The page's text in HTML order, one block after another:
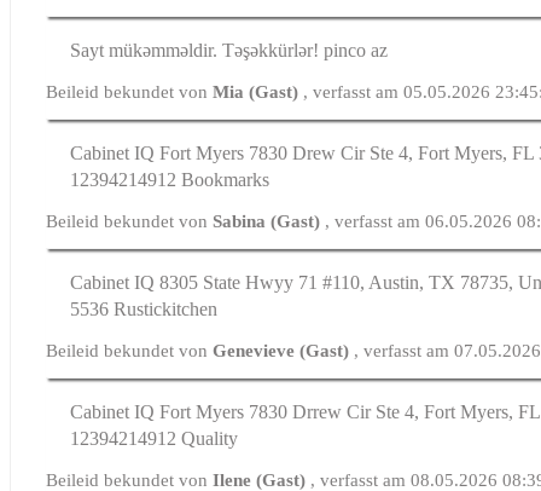
Sayt mükəmməldir. Təşəkkürlər! pinco az
Beileid bekundet vonMia (Gast) , verfasst am 05.05.2026
Cabinet IQ Fort Myers 7830 Drew Cir Ste 4, Fort Myers, FL
12394214912 Bookmarks
Beileid bekundet vonSabina (Gast) , verfasst am 06.05.2026
Cabinet IQ 8305 Ѕtate Hwyy 71 #110, Austin, TX 78735,
5536 Rustickitchen
Beileid bekundet vonGenevieve (Gast) , verfasst am
Cabinet IQ Fort Myers 7830 Drrew Cir Ste 4, Fort Myers,
12394214912 Quality
Beileid bekundet vonIlene (Gast) , verfasst am 08.05.2026